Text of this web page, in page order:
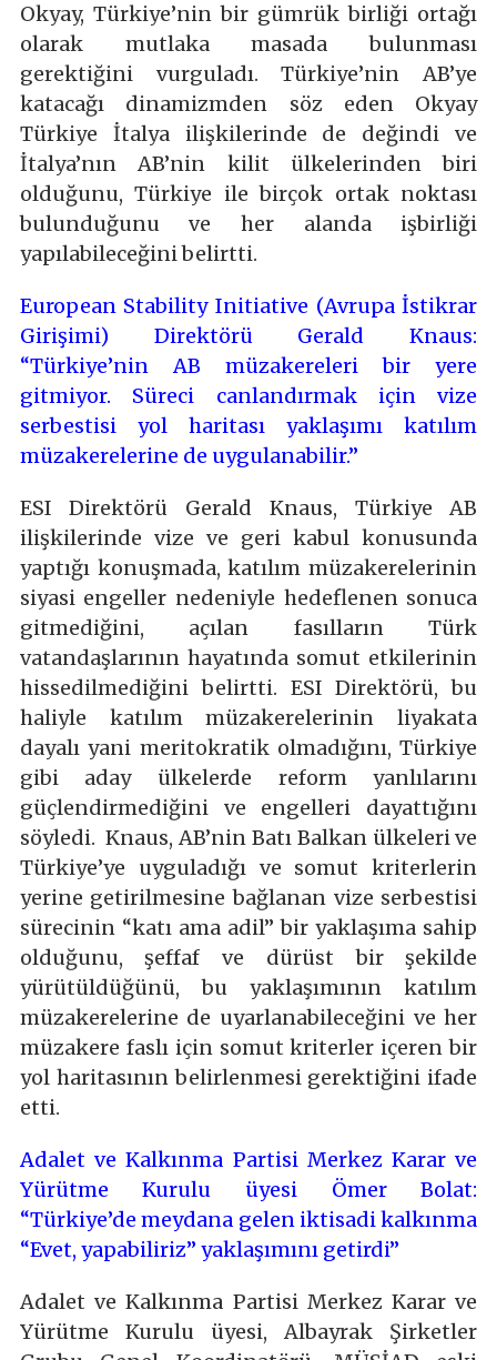
Okyay, Türkiye’nin bir gümrük birliği ortağı
olarak mutlaka masada bulunması
gerektiğini vurguladı. Türkiye’nin AB’ye
katacağı dinamizmden söz eden Okyay
Türkiye İtalya ilişkilerinde de değindi ve
İtalya’nın AB’nin kilit ülkelerinden biri
olduğunu, Türkiye ile birçok ortak noktası
bulunduğunu ve her alanda işbirliği
yapılabileceğini belirtti.
European Stability Initiative (Avrupa İstikrar
Girişimi) Direktörü Gerald Knaus:
“Türkiye’nin AB müzakereleri bir yere
gitmiyor. Süreci canlandırmak için vize
serbestisi yol haritası yaklaşımı katılım
müzakerelerine de uygulanabilir.”
ESI Direktörü Gerald Knaus, Türkiye AB
ilişkilerinde vize ve geri kabul konusunda
yaptığı konuşmada, katılım müzakerelerinin
siyasi engeller nedeniyle hedeflenen sonuca
gitmediğini, açılan fasılların Türk
vatandaşlarının hayatında somut etkilerinin
hissedilmediğini belirtti. ESI Direktörü, bu
haliyle katılım müzakerelerinin liyakata
dayalı yani meritokratik olmadığını, Türkiye
gibi aday ülkelerde reform yanlılarını
güçlendirmediğini ve engelleri dayattığını
söyledi. Knaus, AB’nin Batı Balkan ülkeleri ve
Türkiye’ye uyguladığı ve somut kriterlerin
yerine getirilmesine bağlanan vize serbestisi
sürecinin “katı ama adil” bir yaklaşıma sahip
olduğunu, şeffaf ve dürüst bir şekilde
yürütüldüğünü, bu yaklaşımının katılım
müzakerelerine de uyarlanabileceğini ve her
müzakere faslı için somut kriterler içeren bir
yol haritasının belirlenmesi gerektiğini ifade
etti.
Adalet ve Kalkınma Partisi Merkez Karar ve
Yürütme Kurulu üyesi Ömer Bolat:
“Türkiye’de meydana gelen iktisadi kalkınma
“Evet, yapabiliriz” yaklaşımını getirdi”
Adalet ve Kalkınma Partisi Merkez Karar ve
Yürütme Kurulu üyesi, Albayrak Şirketler